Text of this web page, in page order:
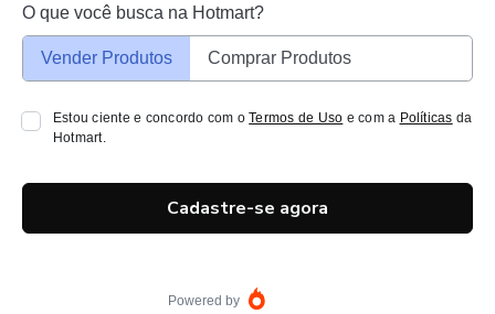
O que você busca na Hotmart?
Vender Produtos Comprar Produtos
Estou ciente e concordo com oTermos de Uso e com a Políticas da
Hotmart.
Cadastre-se agora
Powered by